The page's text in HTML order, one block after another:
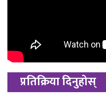
प्रतिक्रिया दिनुहोस्